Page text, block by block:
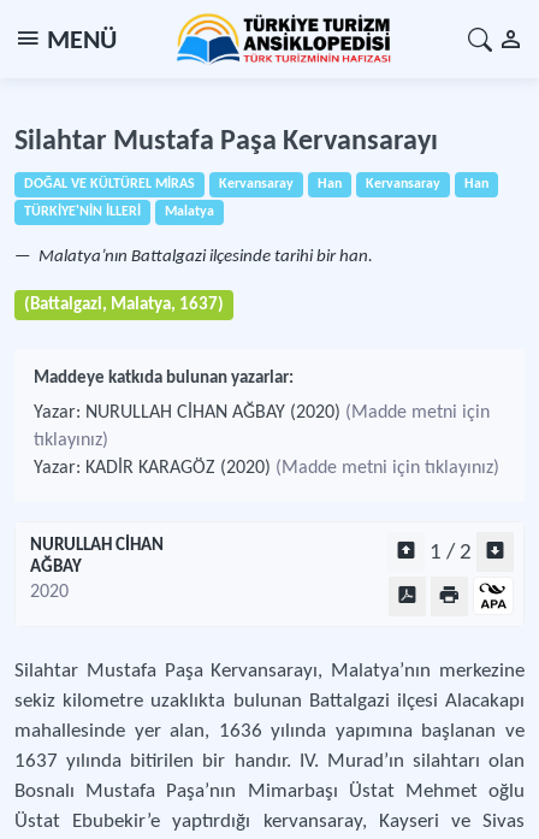
MENÜ
Silahtar Mustafa Paşa Kervansarayı
DOĞAL VE KÜLTÜREL MİRAS Kervansaray Han Kervansaray
Han
TÜRKİYE'NİN İLLERİ
Malatya
Malatya’nın Battalgazi ilçesinde tarihi bir han.
(Battalgazi, Malatya, 1637)
Maddeye katkıda bulunan yazarlar:
Yazar: NURULLAH CİHAN AĞBAY (2020) (Madde metni için
tıklayınız)
Yazar: KADİR KARAGÖZ (2020) (Madde metni için tıklayınız)
NURULLAH CİHAN
AĞBAY
2020
1 / 2
Silahtar Mustafa Paşa Kervansarayı, Malatya’nın merkezine
sekiz kilometre uzaklıkta bulunan Battalgazi ilçesi Alacakapı
mahallesinde yer alan, 1636 yılında yapımına başlanan ve
1637 yılında bitirilen bir handır. IV. Murad’ın silahtarı olan
Bosnalı Mustafa Paşa’nın Mimarbaşı Üstat Mehmet oğlu
Üstat Ebubekir’e yaptırdığı kervansaray, Kayseri ve Sivas